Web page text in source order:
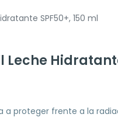
SPF50+, 150 ml
a proteger frente a la